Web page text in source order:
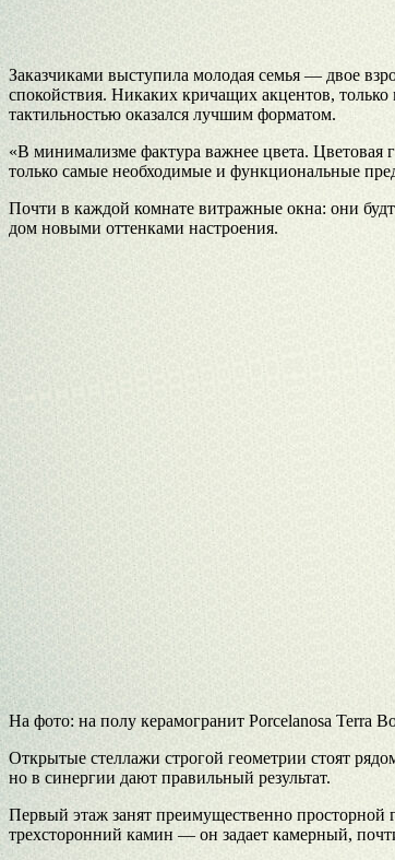
Заказчиками выступила молодая семья — двое
спокойствия. Никаких кричащих акцентов,
тактильностью оказался лучшим форматом.
«В минимализме фактура важнее цвета.
только самые необходимые и функциональные
Почти в каждой комнате витражные окна: они
дом новыми оттенками настроения.
На фото: на полу керамогранит Porcelanosa Terra
Открытые стеллажи строгой геометрии стоят
но в синергии дают правильный результат.
Первый этаж занят преимущественно просторной
трехсторонний камин — он задает камерный,